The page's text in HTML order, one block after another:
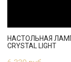
НАСТОЛЬНАЯ
CRYSTAL LIGHT